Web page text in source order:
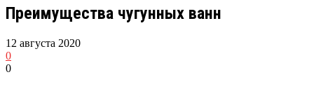
Преимущества чугунных ванн
12 августа 2020
0
0